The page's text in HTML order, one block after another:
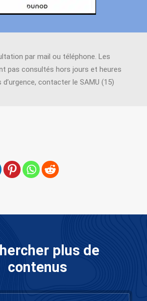
par mail ou téléphone. Les
pas consultés hors jours et heures
d’urgence, contacter le SAMU (15)
plus de
contenus